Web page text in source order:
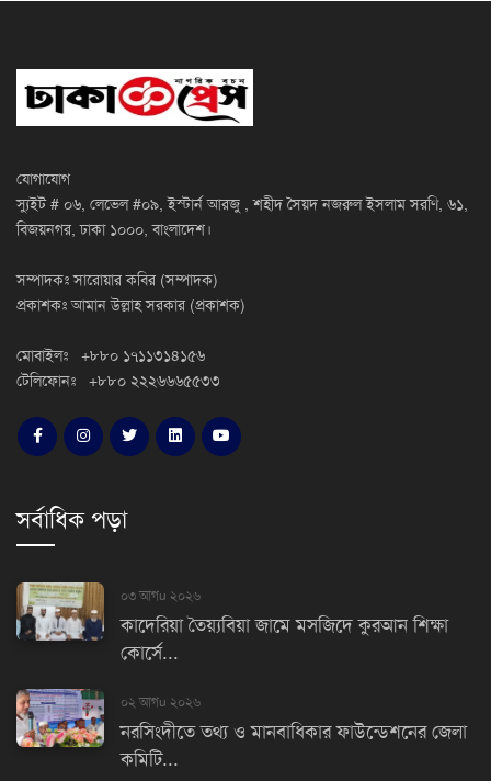
যোগাযোগ
স্যুইট # ০৬, লেভেল #০৯, ইস্টার্ন আরজু , শহীদ সৈয়দ নজরুল ইসলাম সরণি, ৬১,
বিজয়নগর, ঢাকা ১০০০, বাংলাদেশ।
সম্পাদকঃ সারোয়ার কবির (সম্পাদক)
প্রকাশকঃ আমান উল্লাহ সরকার (প্রকাশক)
মোবাইলঃ +৮৮০ ১৭১১৩১৪১৫৬
টেলিফোনঃ +৮৮০ ২২২৬৬৬৫৫৩৩
সর্বাধিক পড়া
০৩ আগu ২০২৬
কাদেরিয়া তৈয়্যবিয়া জামে মসজিদে কুরআন শিক্ষা
কোর্সে...
০২ আগu ২০২৬
নরসিংদীতে তথ্য ও মানবাধিকার ফাউন্ডেশনের জেলা
কমিটি...